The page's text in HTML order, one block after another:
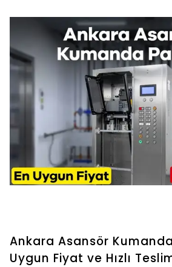
Ankara Asansör
Uygun Fiyat ve Hızlı